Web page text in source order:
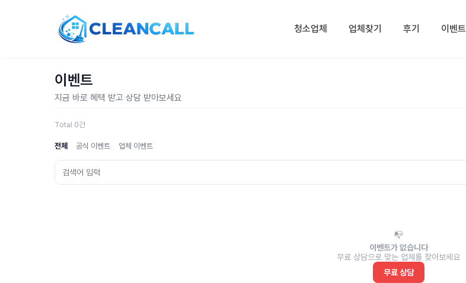
청소업체 업체찾기 후기 이벤트
이벤트
지금 바로 혜택 받고 상담 받아보세요
Total 0건
전체 공식 이벤트 업체 이벤트
📭
이벤트가 없습니다
무료 상담으로 맞는 업체를 찾아보세요
무료 상담